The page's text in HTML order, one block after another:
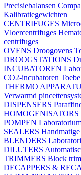
Precisiebalansen
Kalibratiegewichten
CENTRIFUGES
Vloercentrifuges
centrifuges
OVENS Droogovens
DROOGSTATIONS
INCUBATOREN
CO2-incubatoren
THERMO
Verwarmd
DISPENSERS
HOMOGENISATORS
POMPEN
SEALERS Handmatige
BLENDERS
DILUTERS
TRIMMERS Block
DECAPPERS &